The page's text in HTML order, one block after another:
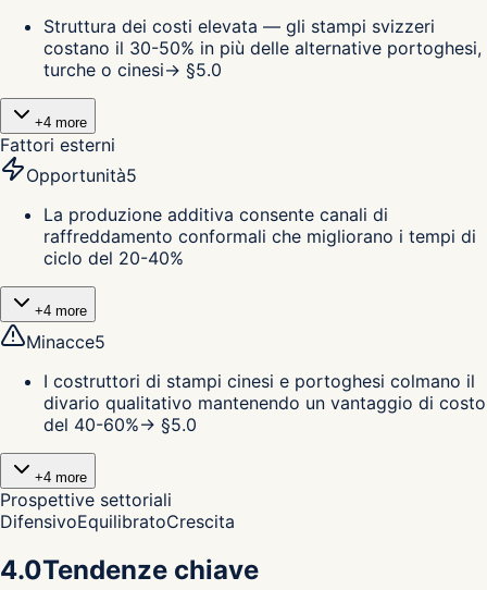
Struttura dei costi elevata — gli stampi svizzeri
costano il 30-50% in più delle alternative portoghesi,
turche o cinesi→ §5.0
+4 more
Fattori esterni
Opportunità5
La produzione additiva consente canali di
raffreddamento conformali che migliorano i tempi di
ciclo del 20-40%
+4 more
Minacce5
I costruttori di stampi cinesi e portoghesi colmano il
divario qualitativo mantenendo un vantaggio di costo
del 40-60%→ §5.0
+4 more
Prospettive settoriali
DifensivoEquilibratoCrescita
4.0Tendenze chiave